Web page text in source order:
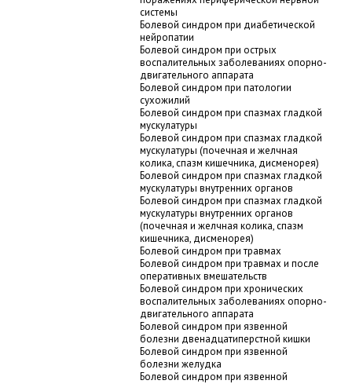
системы
Болевой синдром при диабетической
нейропатии
Болевой синдром при острых
воспалительных заболеваниях опорно-
двигательного аппарата
Болевой синдром при патологии
сухожилий
Болевой синдром при спазмах гладкой
мускулатуры
Болевой синдром при спазмах гладкой
мускулатуры (почечная и желчная
колика, спазм кишечника, дисменорея)
Болевой синдром при спазмах гладкой
мускулатуры внутренних органов
Болевой синдром при спазмах гладкой
мускулатуры внутренних органов
(почечная и желчная колика, спазм
кишечника, дисменорея)
Болевой синдром при травмах
Болевой синдром при травмах и после
оперативных вмешательств
Болевой синдром при хронических
воспалительных заболеваниях опорно-
двигательного аппарата
Болевой синдром при язвенной
болезни двенадцатиперстной кишки
Болевой синдром при язвенной
болезни желудка
Болевой синдром при язвенной